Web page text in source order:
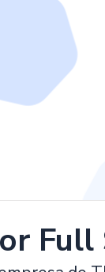
Full